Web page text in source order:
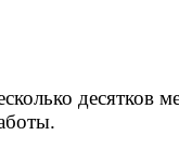
десятков